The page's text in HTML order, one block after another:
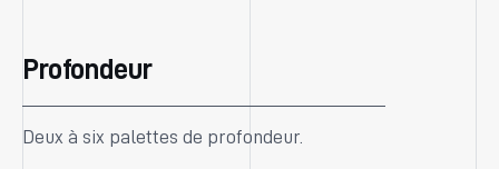
Profondeur
Deux à six palettes de profondeur.